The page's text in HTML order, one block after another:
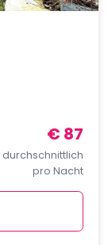
€ 87
durchschnittlich
pro Nacht